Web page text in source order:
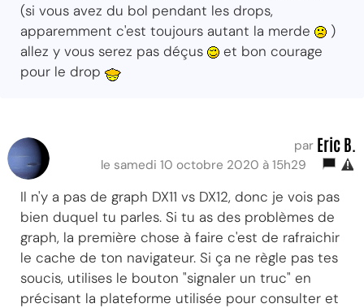
(si vous avez du bol pendant les drops,
apparemment c'est toujours autant la merde
)
allez y vous serez pas déçus
et bon courage
pour le drop
par Eric B.
le samedi 10 octobre 2020 à 15h29
Il n'y a pas de graph DX11 vs DX12, donc je vois pas
bien duquel tu parles. Si tu as des problèmes de
graph, la première chose à faire c'est de rafraichir
le cache de ton navigateur. Si ça ne règle pas tes
soucis, utilises le bouton "signaler un truc" en
précisant la plateforme utilisée pour consulter et